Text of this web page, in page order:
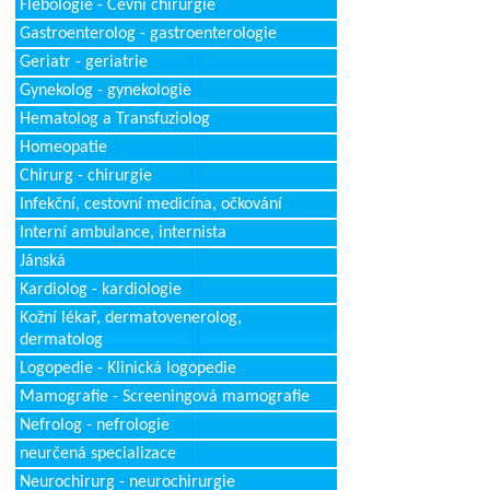
Flebologie - Cévní chirurgie
Gastroenterolog - gastroenterologie
Geriatr - geriatrie
Gynekolog - gynekologie
Hematolog a Transfuziolog
Homeopatie
Chirurg - chirurgie
Infekční, cestovní medicína, očkování
Interní ambulance, internista
Jánská
Kardiolog - kardiologie
Kožní lékař, dermatovenerolog,
dermatolog
Logopedie - Klinická logopedie
Mamografie - Screeningová mamografie
Nefrolog - nefrologie
neurčená specializace
Neurochirurg - neurochirurgie